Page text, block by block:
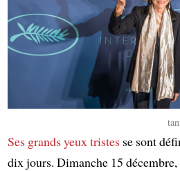
Ses grands yeux tristesse sont
dix jours. Dimanche 15